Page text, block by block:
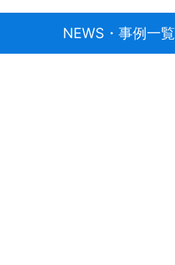
NEWS・事例一覧